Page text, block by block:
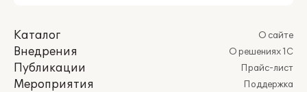
Каталог
Внедрения
Публикации
Мероприятия
О сайте
О решениях 1С
Прайс-лист
Поддержка